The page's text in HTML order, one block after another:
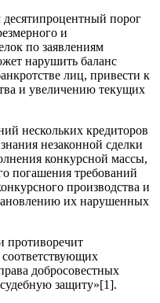
порог
и
по заявлениям
нарушить баланс
лиц, привести к
и увеличению текущих
нескольких кредиторов
незаконной сделки
конкурсной массы,
погашения требований
производства и
их нарушенных
противоречит
добросовестных
защиту»[1].